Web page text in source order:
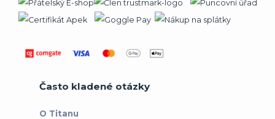
Často kladené otázky
O Titanu